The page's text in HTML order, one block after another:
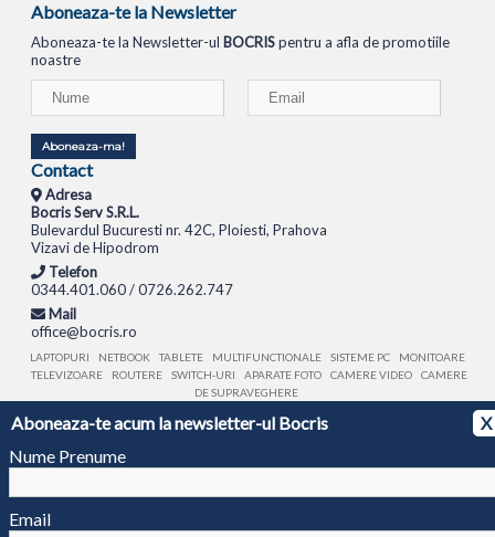
Aboneaza-te acum la newsletter-ul Bocris
X
Nume Prenume
Email
Aboneaza-te la Newsletter
Aboneaza-te la Newsletter-ul BOCRISpentru a afla de promotiile
noastre
Aboneaza-ma!
Contact
Adresa
Bocris Serv S.R.L.
Bulevardul Bucuresti nr. 42C, Ploiesti, Prahova
Vizavi de Hipodrom
Telefon
0344.401.060 / 0726.262.747
Mail
office@bocris.ro
LAPTOPURI NETBOOK TABLETE MULTIFUNCTIONALE SISTEME PC
MONITOARE
TELEVIZOARE
ROUTERE SWITCH-URI APARATE FOTO CAMERE VIDEO
CAMERE
DE SUPRAVEGHERE